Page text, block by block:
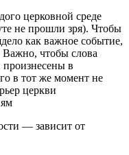
церковной среде
не прошли зря). Чтобы
как важное событие,
Важно, чтобы слова
в
в тот же момент не
церкви
— зависит от